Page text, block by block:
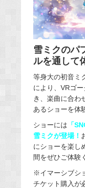
雪ミクのパ
ルを通して
等身大の初音ミ
により、VRゴ
き、楽曲に合わ
あるショーを体
ショーには 「
雪ミクが登場！
にショーを楽し
間をぜひご体験
※イマーシブシ
チケット購入が